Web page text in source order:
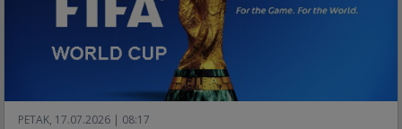
PETAK, 17.07.2026 | 08:17